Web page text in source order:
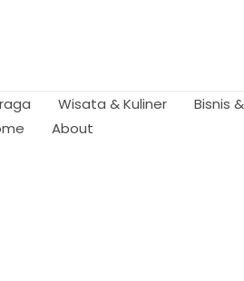
Wisata & Kuliner Bisnis
About